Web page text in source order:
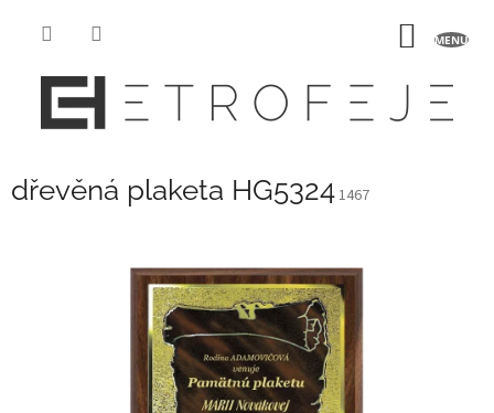
dřevěná plaketa HG53241467